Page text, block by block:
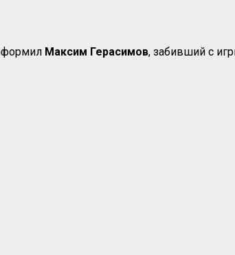
Максим Герасимов, забивший с